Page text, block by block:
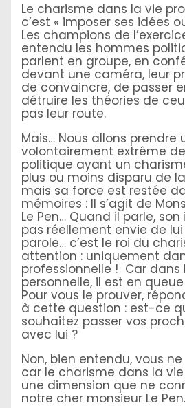
Le charisme dans la vie
c’est « imposer ses idées
Les champions de
entendu les hommes
parlent en groupe, en
devant une caméra, leur
de convaincre, de passer
détruire les théories de
pas leur route.
Mais… Nous allons prendre
volontairement extrême
politique ayant un
plus ou moins disparu de
mais sa force est restée
mémoires : Il s’agit de
Le Pen… Quand il parle,
pas réellement envie de
parole… c’est le roi du
attention : uniquement
professionnelle ! Car dans
personnelle, il est en
Pour vous le prouver,
à cette question : est-ce
souhaitez passer vos
avec lui ?
Non, bien entendu, vous
car le charisme dans la
une dimension que ne
notre cher monsieur Le